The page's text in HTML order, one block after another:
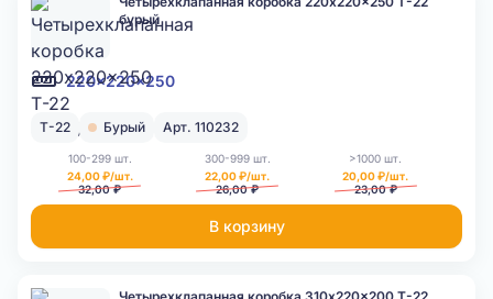
220x220x250
бурый
Т-22 Бурый Арт. 110232
100-299 шт.
24,00 ₽/шт.
32,00 ₽
300-999 шт.
22,00 ₽/шт.
26,00 ₽
>1000 шт.
20,00 ₽/шт.
23,00 ₽
В корзину